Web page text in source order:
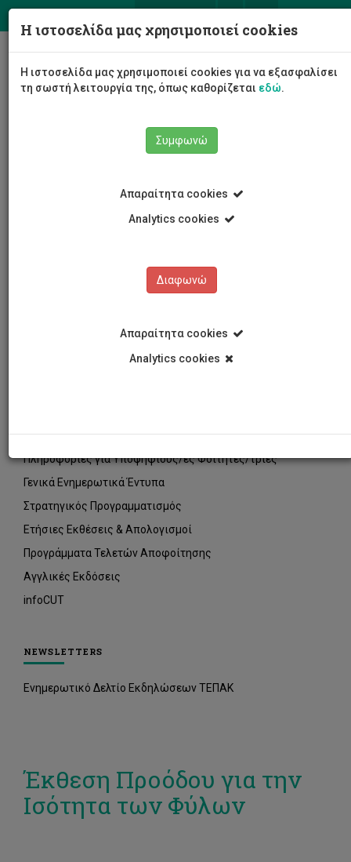
Οδηγίες για νέους/ες φοιτητές/τριες
Πληροφορίες για Υποψήφιους/ες Φοιτητές/τριες
Γενικά Ενημερωτικά Έντυπα
Στρατηγικός Προγραμματισμός
Ετήσιες Εκθέσεις & Απολογισμοί
Προγράμματα Τελετών Αποφοίτησης
Αγγλικές Εκδόσεις
infoCUT
NEWSLETTERS
Ενημερωτικό Δελτίο Εκδηλώσεων ΤΕΠΑΚ
Έκθεση Προόδου για την
Ισότητα των Φύλων
Η ιστοσελίδα μας χρησιμοποιεί cookies
Η ιστοσελίδα μας χρησιμοποιεί cookies για να εξασφαλίσει
τη σωστή λειτουργία της, όπως καθορίζεται εδώ.
Συμφωνώ
Απαραίτητα cookies
Analytics cookies
Διαφωνώ
Απαραίτητα cookies
Analytics cookies